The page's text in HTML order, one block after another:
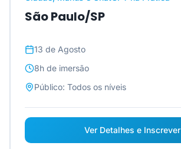
São Paulo/SP
13 de Agosto
8h de imersão
Público: Todos os níveis
Ver Detalhes e Inscrever